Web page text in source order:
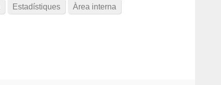
Estadístiques Àrea interna